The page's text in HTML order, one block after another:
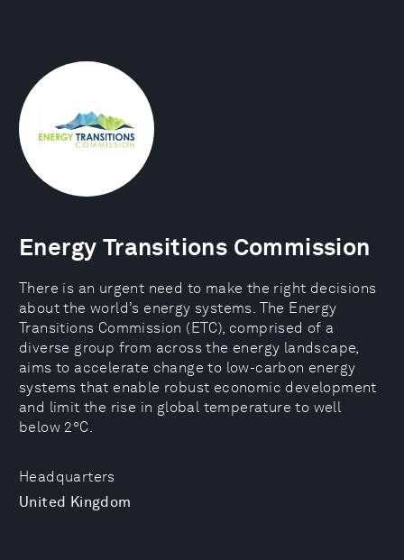
Headquarters
United Kingdom
Energy Transitions Commission
There is an urgent need to make the right decisions
about the world’s energy systems. The Energy
Transitions Commission (ETC), comprised of a
diverse group from across the energy landscape,
aims to accelerate change to low-carbon energy
systems that enable robust economic development
and limit the rise in global temperature to well
below 2°C.